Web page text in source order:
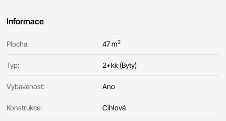
Informace
Plocha: 47 m2
Typ: 2+kk (Byty)
Vybavenost: Ano
Konstrukce: Cihlová